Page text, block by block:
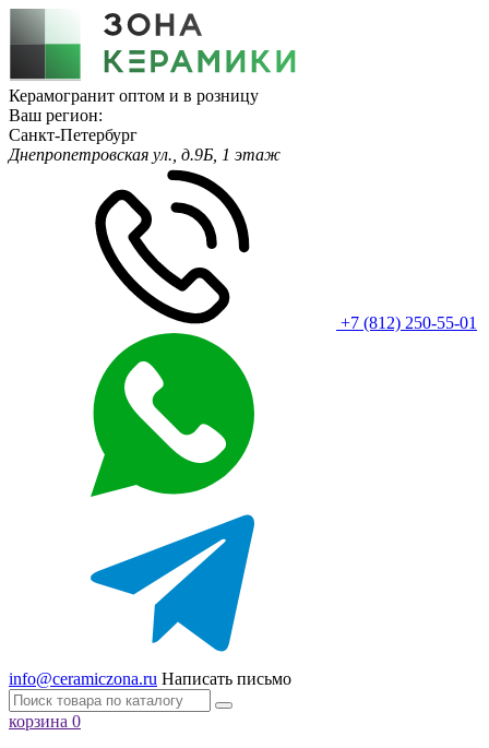
Керамогранит оптом и в розницу
Ваш регион:
Санкт-Петербург
Днепропетровская ул., д.9Б, 1 этаж
+7 (812) 250-55-01
info@ceramiczona.ru Написать письмо
корзина 0